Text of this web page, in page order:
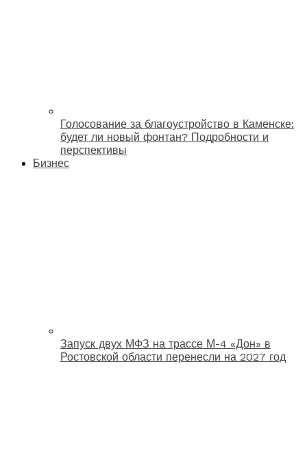
Голосование за благоустройство в Каменске:
будет ли новый фонтан? Подробности и
перспективы
Бизнес
Запуск двух МФЗ на трассе М-4 «Дон» в
Ростовской области перенесли на 2027 год